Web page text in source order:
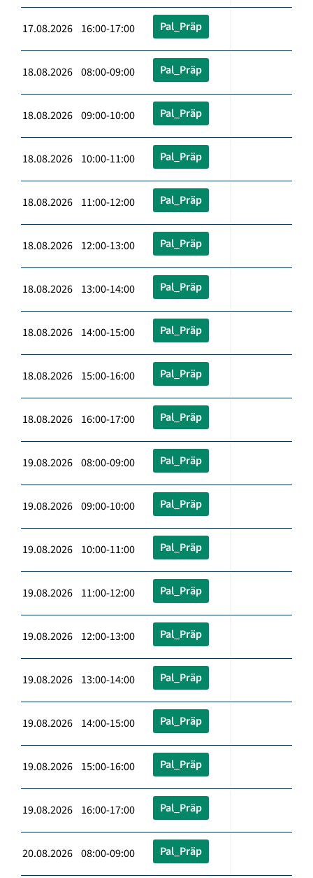
17.08.2026 16:00-17:00 Pal_Präp
18.08.2026 08:00-09:00 Pal_Präp
18.08.2026 09:00-10:00 Pal_Präp
18.08.2026 10:00-11:00 Pal_Präp
18.08.2026 11:00-12:00 Pal_Präp
18.08.2026 12:00-13:00 Pal_Präp
18.08.2026 13:00-14:00 Pal_Präp
18.08.2026 14:00-15:00 Pal_Präp
18.08.2026 15:00-16:00 Pal_Präp
18.08.2026 16:00-17:00 Pal_Präp
19.08.2026 08:00-09:00 Pal_Präp
19.08.2026 09:00-10:00 Pal_Präp
19.08.2026 10:00-11:00 Pal_Präp
19.08.2026 11:00-12:00 Pal_Präp
19.08.2026 12:00-13:00 Pal_Präp
19.08.2026 13:00-14:00 Pal_Präp
19.08.2026 14:00-15:00 Pal_Präp
19.08.2026 15:00-16:00 Pal_Präp
19.08.2026 16:00-17:00 Pal_Präp
20.08.2026 08:00-09:00 Pal_Präp